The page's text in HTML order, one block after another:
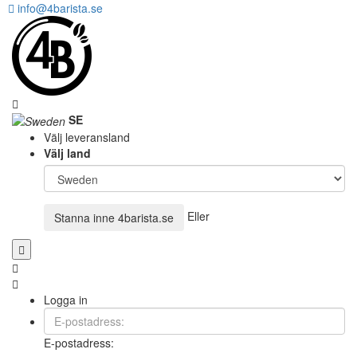
info@4barista.se
SE
Välj leveransland
Välj land
Stanna inne 4barista.se Eller
Logga in
E-postadress: